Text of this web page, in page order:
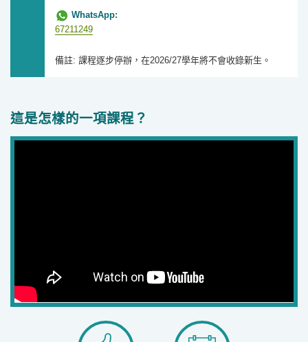
WhatsApp:
67211249
備註: 課程逐步停辦，在2026/27學年將不會收錄新生。
這是怎樣的一項課程？